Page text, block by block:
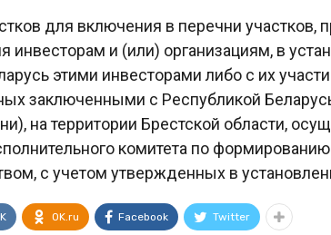
для включения в перечни
инвесторам и (или) организациям, в
этими инвесторами либо с их
заключенными с Республикой
на территории Брестской области,
комитета по
с учетом утвержденных в
OK.ru Facebook Twitter